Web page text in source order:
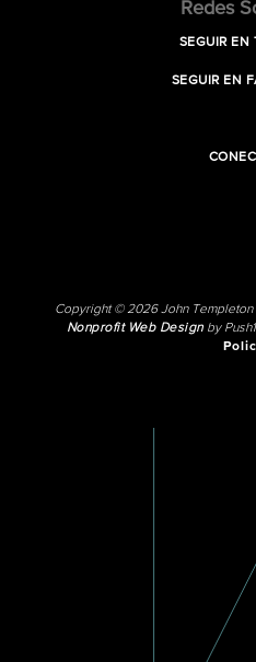
Redes
SEGUIR EN
SEGUIR EN
Copyright © 2026 John
Nonprofit Web Designby